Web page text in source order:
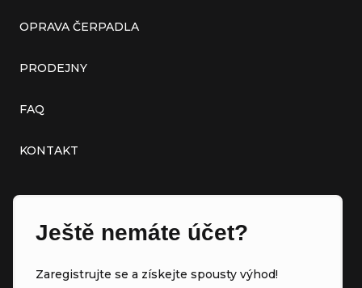
OPRAVA ČERPADLA
PRODEJNY
FAQ
KONTAKT
Ještě nemáte účet?
Zaregistrujte se a získejte spousty výhod!